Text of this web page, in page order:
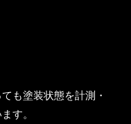
も塗装状態を計測・
す。